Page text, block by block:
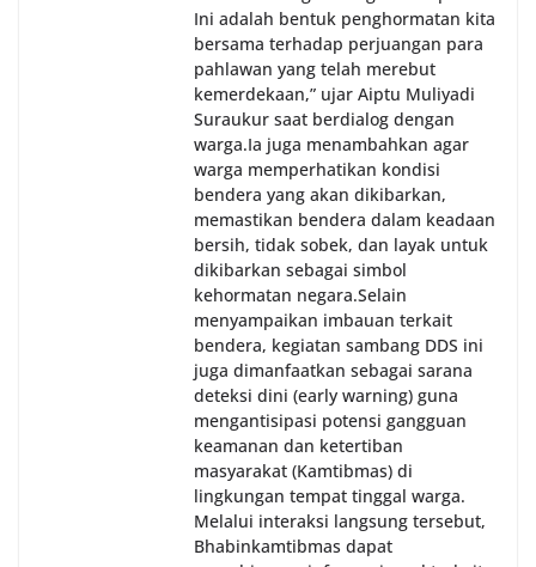
Ini adalah bentuk penghormatan kita
bersama terhadap perjuangan para
pahlawan yang telah merebut
kemerdekaan,” ujar Aiptu Muliyadi
Suraukur saat berdialog dengan
warga.‎‎Ia juga menambahkan agar
warga memperhatikan kondisi
bendera yang akan dikibarkan,
memastikan bendera dalam keadaan
bersih, tidak sobek, dan layak untuk
dikibarkan sebagai simbol
kehormatan negara.‎‎‎Selain
menyampaikan imbauan terkait
bendera, kegiatan sambang DDS ini
juga dimanfaatkan sebagai sarana
deteksi dini (early warning) guna
mengantisipasi potensi gangguan
keamanan dan ketertiban
masyarakat (Kamtibmas) di
lingkungan tempat tinggal warga.
Melalui interaksi langsung tersebut,
Bhabinkamtibmas dapat